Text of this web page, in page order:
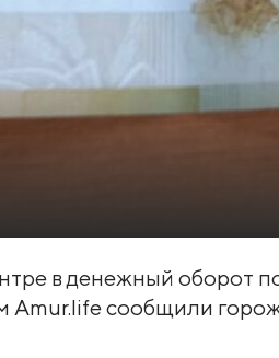
в денежный оборот
Amur.life сообщили